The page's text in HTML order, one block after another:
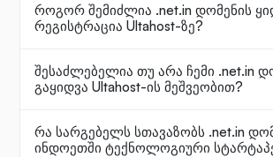
როგორ შემიძლია .net.in დომენის
რეგისტრაცია Ultahost-ზე?
შესაძლებელია თუ არა ჩემი .net.in
გაყიდვა Ultahost-ის მეშვეობით?
რა სარგებელს სთავაზობს .net.in
ინდოეთში ტექნოლოგიური